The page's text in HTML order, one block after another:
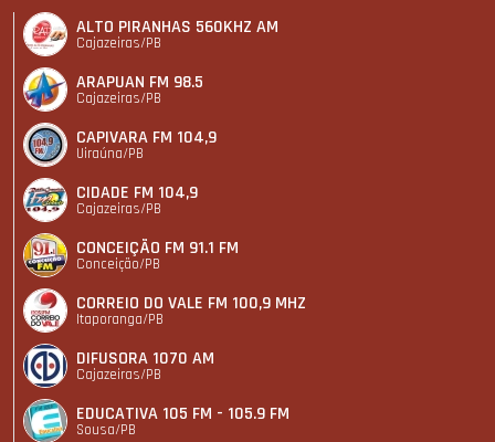
ALTO PIRANHAS 560KHZ AM
Cajazeiras/PB
ARAPUAN FM 98.5
Cajazeiras/PB
CAPIVARA FM 104,9
Uiraúna/PB
CIDADE FM 104,9
Cajazeiras/PB
CONCEIÇÃO FM 91.1 FM
Conceição/PB
CORREIO DO VALE FM 100,9 MHZ
Itaporanga/PB
DIFUSORA 1070 AM
Cajazeiras/PB
EDUCATIVA 105 FM - 105.9 FM
Sousa/PB